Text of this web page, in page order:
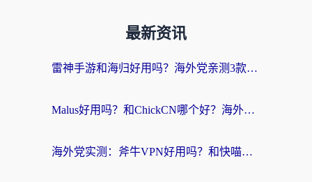
最新资讯
雷神手游和海归好用吗？海外党亲测3款热门回国加速器+番茄加速器深度体验
Malus好用吗？和ChickCN哪个好？海外党亲测：选对回国加速器，追剧游戏不卡顿
海外党实测：斧牛VPN好用吗？和快喵VPN对比哪个回国效果更好？附3款热门加速器深度分析